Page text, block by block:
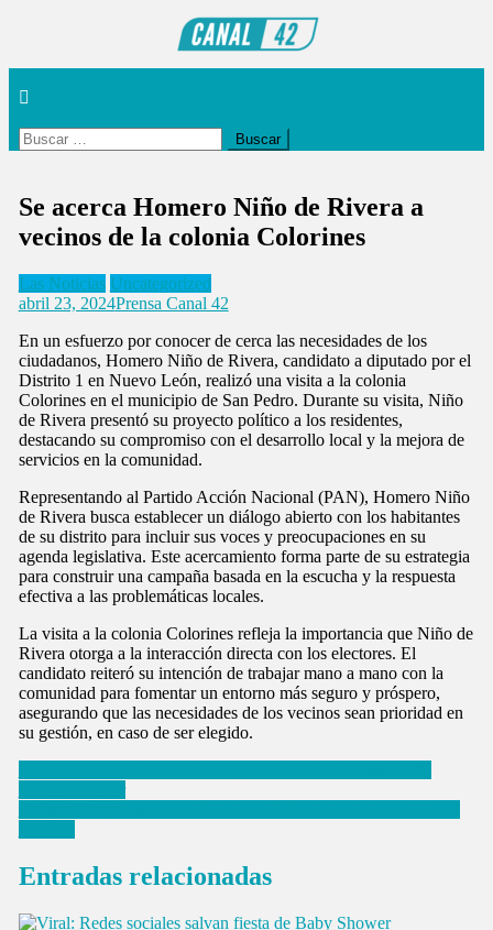
Noticiero Canal 42
Buscar:
Se acerca Homero Niño de Rivera a
vecinos de la colonia Colorines
Las Noticias Uncategorized
abril 23, 2024Prensa Canal 42
En un esfuerzo por conocer de cerca las necesidades de los
ciudadanos, Homero Niño de Rivera, candidato a diputado por el
Distrito 1 en Nuevo León, realizó una visita a la colonia
Colorines en el municipio de San Pedro. Durante su visita, Niño
de Rivera presentó su proyecto político a los residentes,
destacando su compromiso con el desarrollo local y la mejora de
servicios en la comunidad.
Representando al Partido Acción Nacional (PAN), Homero Niño
de Rivera busca establecer un diálogo abierto con los habitantes
de su distrito para incluir sus voces y preocupaciones en su
agenda legislativa. Este acercamiento forma parte de su estrategia
para construir una campaña basada en la escucha y la respuesta
efectiva a las problemáticas locales.
La visita a la colonia Colorines refleja la importancia que Niño de
Rivera otorga a la interacción directa con los electores. El
candidato reiteró su intención de trabajar mano a mano con la
comunidad para fomentar un entorno más seguro y próspero,
asegurando que las necesidades de los vecinos sean prioridad en
su gestión, en caso de ser elegido.
Navegación
de
entradas
Entradas relacionadas